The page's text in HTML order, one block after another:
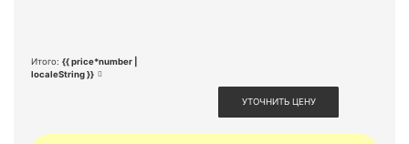
Итого: {{ price*number |
localeString }}
УТОЧНИТЬ ЦЕНУ